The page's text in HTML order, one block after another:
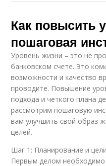
Как повысить
пошаговая
Уровень жизни – это не
банковском счете. Это
возможности и качество
проводите. Повышение
подхода и четкого плана
рассмотрим пошаговую
вам улучшить свой образ
целей.
Шаг 1: Планирование и цели
Первым делом необходимо